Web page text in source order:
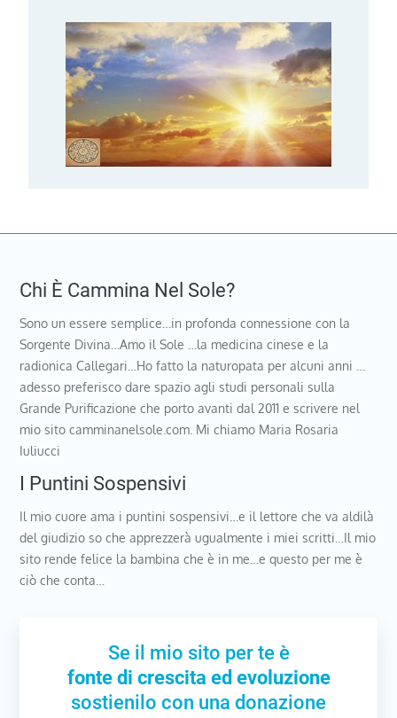
Chi È Cammina Nel Sole?
Sono un essere semplice…in profonda connessione con la
Sorgente Divina…Amo il Sole …la medicina cinese e la
radionica Callegari…Ho fatto la naturopata per alcuni anni …
adesso preferisco dare spazio agli studi personali sulla
Grande Purificazione che porto avanti dal 2011 e scrivere nel
mio sito camminanelsole.com. Mi chiamo Maria Rosaria
Iuliucci
I Puntini Sospensivi
Il mio cuore ama i puntini sospensivi…e il lettore che va aldilà
del giudizio so che apprezzerà ugualmente i miei scritti…Il mio
sito rende felice la bambina che è in me…e questo per me è
ciò che conta…
Se il mio sito per te è
fonte di crescita ed evoluzione
sostienilo con una donazione